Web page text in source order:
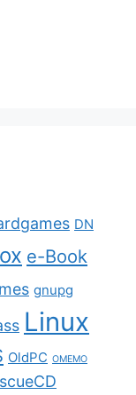
DN
e-Book
gnupg
Linux
OldPC OMEMO